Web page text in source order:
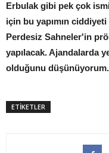
Erbulak gibi pek çok
için bu yapımın
Perdesiz Sahneler'in
yapılacak. Ajandalarda
olduğunu
ETİKETLER